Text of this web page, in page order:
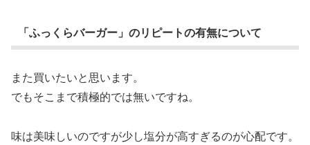
「ふっくらバーガー」のリピートの有無について
また買いたいと思います。
でもそこまで積極的では無いですね。
味は美味しいのですが少し塩分が高すぎるのが心配です。